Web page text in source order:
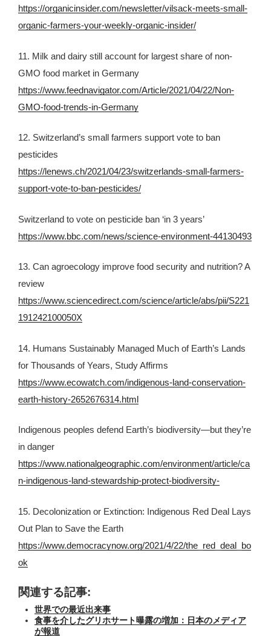
https://organicinsider.com/newsletter/vilsack-meets-small-
organic-farmers-your-weekly-organic-insider/
11. Milk and dairy still account for largest share of non-
GMO food market in Germany
https://www.feednavigator.com/Article/2021/04/22/Non-
GMO-food-trends-in-Germany
12. Switzerland’s small farmers support vote to ban
pesticides
https://lenews.ch/2021/04/23/switzerlands-small-farmers-
support-vote-to-ban-pesticides/
Switzerland to vote on pesticide ban ‘in 3 years’
https://www.bbc.com/news/science-environment-44130493
13. Can agroecology improve food security and nutrition? A
review
https://www.sciencedirect.com/science/article/abs/pii/S221
191242100050X
14. Humans Sustainably Managed Much of Earth’s Lands
for Thousands of Years, Study Affirms
https://www.ecowatch.com/indigenous-land-conservation-
earth-history-2652676314.html
Indigenous peoples defend Earth’s biodiversity—but they’re
in danger
https://www.nationalgeographic.com/environment/article/ca
n-indigenous-land-stewardship-protect-biodiversity-
15. Decolonization or Extinction: Indigenous Red Deal Lays
Out Plan to Save the Earth
https://www.democracynow.org/2021/4/22/the_red_deal_bo
ok
関連する記事:
世界での最近出来事
食事を介したグリホサート曝露の増加：日本のメディア
が報道